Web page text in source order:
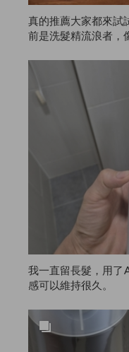
真的推薦大家都來試
前是洗髮精流浪者，
只是一時，頭髮還很
合我……但後來，真
AZE洗髮精之後，頭
也少了很多（這對我
的非常喜歡！香味也
惠。就像在家用沙龍
我一直留長髮，用
感可以維持很久。